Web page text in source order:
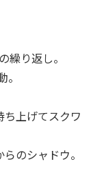
繰り返し。
上げてスクワ
のシャドウ。